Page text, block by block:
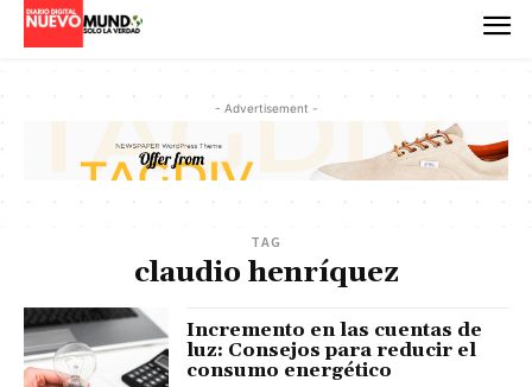
- Advertisement -
TAG
claudio henríquez
Incremento en las cuentas de
luz: Consejos para reducir el
consumo energético